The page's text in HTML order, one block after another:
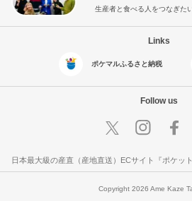
生産者と食べる人をつなぎた
Links
ポケマルふるさと納税
Follow us
日本最大級の産直（産地直送）ECサイト『ポケッ
Copyright 2026 Ame Kaze